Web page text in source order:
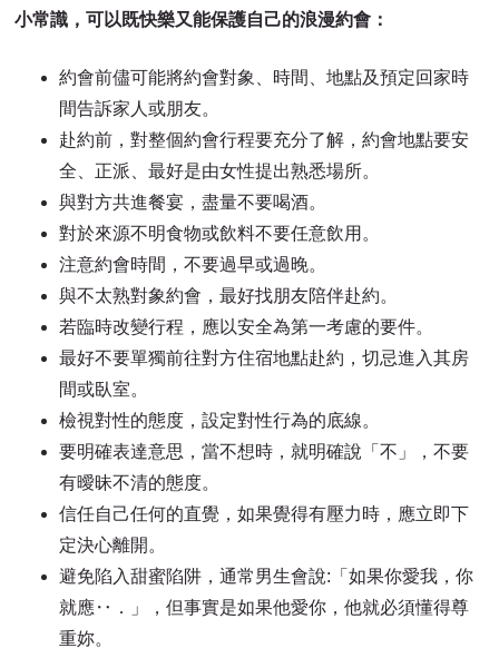
小常識，可以既快樂又能保護自己的浪漫約會：
約會前儘可能將約會對象、時間、地點及預定回家時
間告訴家人或朋友。
赴約前，對整個約會行程要充分了解，約會地點要安
全、正派、最好是由女性提出熟悉場所。
與對方共進餐宴，盡量不要喝酒。
對於來源不明食物或飲料不要任意飲用。
注意約會時間，不要過早或過晚。
與不太熟對象約會，最好找朋友陪伴赴約。
若臨時改變行程，應以安全為第一考慮的要件。
最好不要單獨前往對方住宿地點赴約，切忌進入其房
間或臥室。
檢視對性的態度，設定對性行為的底線。
要明確表達意思，當不想時，就明確說「不」，不要
有曖昧不清的態度。
信任自己任何的直覺，如果覺得有壓力時，應立即下
定決心離開。
避免陷入甜蜜陷阱，通常男生會說:「如果你愛我，你
就應‥．」，但事實是如果他愛你，他就必須懂得尊
重妳。